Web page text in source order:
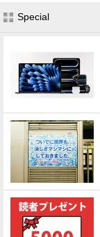
Special